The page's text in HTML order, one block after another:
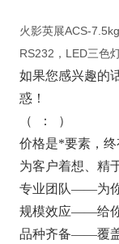
火影英展ACS-
RS232，LED三色
如果您感兴趣的
惑！
（
：
）
价格是*要素，终
为客户着想、精
专业团队——为你
规模效应——给你
品种齐备——覆